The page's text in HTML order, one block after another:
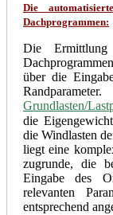
Die
Dachprogrammen:
Die
über die
Grundlasten/
die Eigen
die Windlasten
liegt eine
zugrunde, die
Eingabe des
relevanten
entsprechend